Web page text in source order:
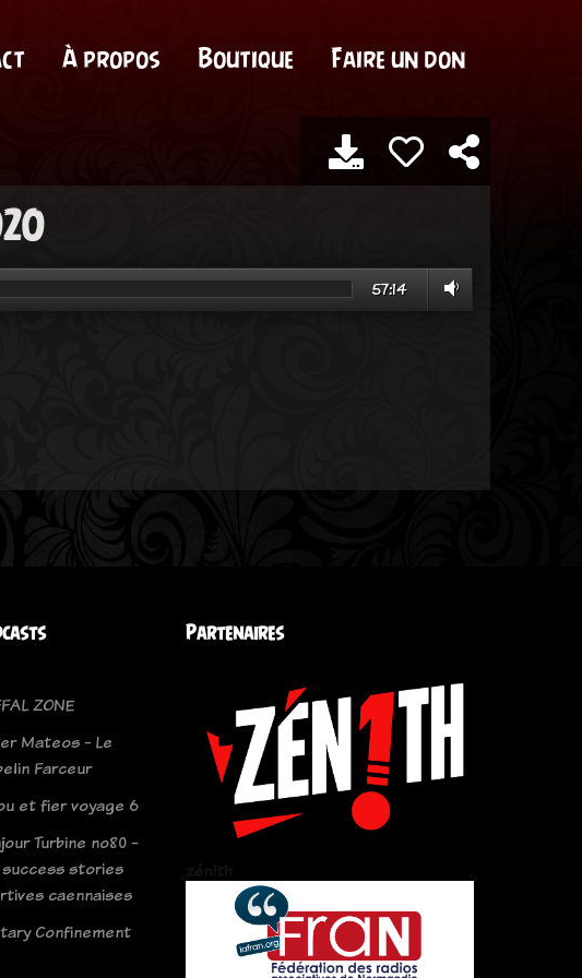
À propos Boutique Faire un don
57:14
ZONE
Mateos - Le
Farceur
et fier voyage 6
Turbine no80 -
success stories
caennaises
Confinement
Partenaires